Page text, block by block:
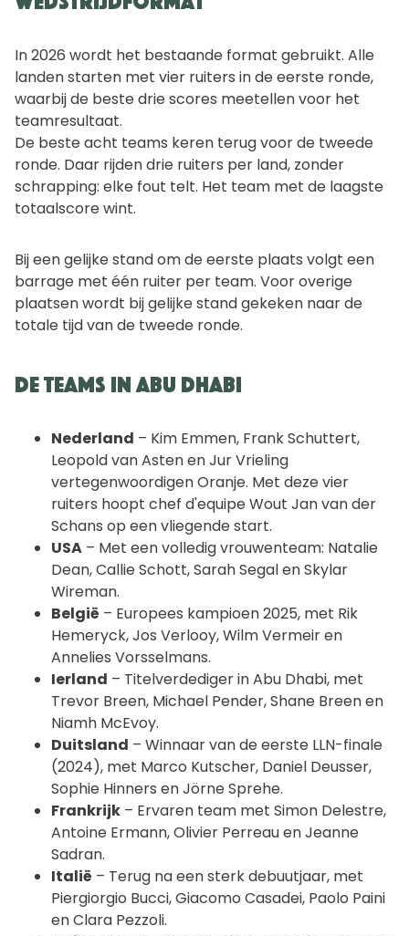
In 2026 wordt het bestaande format gebruikt. Alle
landen starten met vier ruiters in de eerste ronde,
waarbij de beste drie scores meetellen voor het
teamresultaat.
De beste acht teams keren terug voor de tweede
ronde. Daar rijden drie ruiters per land, zonder
schrapping: elke fout telt. Het team met de laagste
totaalscore wint.
Bij een gelijke stand om de eerste plaats volgt een
barrage met één ruiter per team. Voor overige
plaatsen wordt bij gelijke stand gekeken naar de
totale tijd van de tweede ronde.
De teams in Abu Dhabi
Nederland – Kim Emmen, Frank Schuttert,
Leopold van Asten en Jur Vrieling
vertegenwoordigen Oranje. Met deze vier
ruiters hoopt chef d'equipe Wout Jan van der
Schans op een vliegende start.
USA – Met een volledig vrouwenteam: Natalie
Dean, Callie Schott, Sarah Segal en Skylar
Wireman.
België – Europees kampioen 2025, met Rik
Hemeryck, Jos Verlooy, Wilm Vermeir en
Annelies Vorsselmans.
Ierland – Titelverdediger in Abu Dhabi, met
Trevor Breen, Michael Pender, Shane Breen en
Niamh McEvoy.
Duitsland – Winnaar van de eerste LLN-finale
(2024), met Marco Kutscher, Daniel Deusser,
Sophie Hinners en Jörne Sprehe.
Frankrijk – Ervaren team met Simon Delestre,
Antoine Ermann, Olivier Perreau en Jeanne
Sadran.
Italië – Terug na een sterk debuutjaar, met
Piergiorgio Bucci, Giacomo Casadei, Paolo Paini
en Clara Pezzoli.